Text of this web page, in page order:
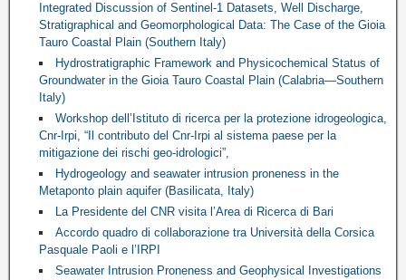
Integrated Discussion of Sentinel-1 Datasets, Well Discharge,
Stratigraphical and Geomorphological Data: The Case of the Gioia
Tauro Coastal Plain (Southern Italy)
Hydrostratigraphic Framework and Physicochemical Status of
Groundwater in the Gioia Tauro Coastal Plain (Calabria—Southern
Italy)
Workshop dell’Istituto di ricerca per la protezione idrogeologica,
Cnr-Irpi, “Il contributo del Cnr-Irpi al sistema paese per la
mitigazione dei rischi geo-idrologici”,
Hydrogeology and seawater intrusion proneness in the
Metaponto plain aquifer (Basilicata, Italy)
La Presidente del CNR visita l’Area di Ricerca di Bari
Accordo quadro di collaborazione tra Università della Corsica
Pasquale Paoli e l’IRPI
Seawater Intrusion Proneness and Geophysical Investigations